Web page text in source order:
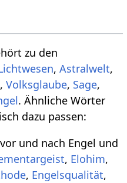
zu den
,Astralwelt,
,Volksglaube, Sage,
. Ähnliche Wörter
dazu passen:
und nach Engel und
, Elohim,
, Engelsqualität,